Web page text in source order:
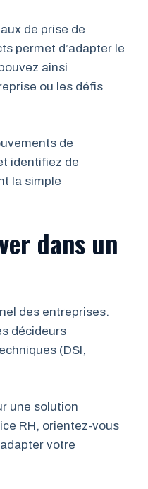
de prise de
permet d’adapter le
ainsi
ou les défis
de
identifiez de
la simple
dans un
des entreprises.
décideurs
(DSI,
une solution
RH, orientez-vous
votre